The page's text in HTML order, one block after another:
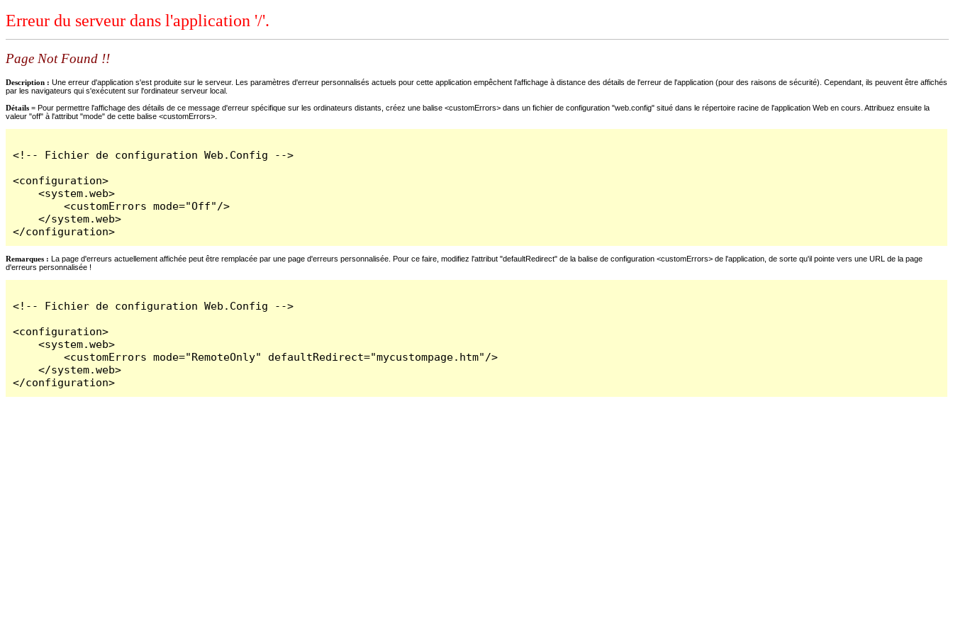
Erreur du serveur dans l'application '/'.
Page Not Found !!
Description : Une erreur d'application s'est produite sur le serveur. Les paramètres d'erreur personnalisés actuels pour cette application empêchent l'affichage à distance des détails de l'erreur de l'application (pour des raisons de sécurité). Cependant, ils peuvent être affichés
par les navigateurs qui s'exécutent sur l'ordinateur serveur local.
Détails = Pour permettre l'affichage des détails de ce message d'erreur spécifique sur les ordinateurs distants, créez une balise <customErrors> dans un fichier de configuration "web.config" situé dans le répertoire racine de l'application Web en cours. Attribuez ensuite la
valeur "off" à l'attribut "mode" de cette balise <customErrors>.
<!-- Fichier de configuration Web.Config -->
<configuration>
    <system.web>
        <customErrors mode="Off"/>
    </system.web>
</configuration>
Remarques : La page d'erreurs actuellement affichée peut être remplacée par une page d'erreurs personnalisée. Pour ce faire, modifiez l'attribut "defaultRedirect" de la balise de configuration <customErrors> de l'application, de sorte qu'il pointe vers une URL de la page
d'erreurs personnalisée !
<!-- Fichier de configuration Web.Config -->
<configuration>
    <system.web>
        <customErrors mode="RemoteOnly" defaultRedirect="mycustompage.htm"/>
    </system.web>
</configuration>